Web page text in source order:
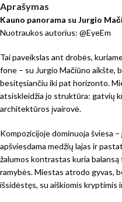
Aprašymas
Kauno panorama su Jurgio
Nuotraukos autorius: @EyeEm
Tai paveikslas ant drobės,
fone – su Jurgio Mačiūno aikšte,
besitęsiančiu iki pat horizonto.
atsiskleidžia jo struktūra: gatvių
architektūros įvairovė.
Kompozicijoje dominuoja šviesa
apšviesdama medžių lajas ir
žalumos kontrastas kuria
ramybės. Miestas atrodo gyvas,
išsidėstęs, su aiškiomis kryptimis